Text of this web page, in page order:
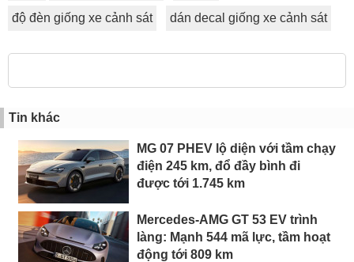
độ đèn giống xe cảnh sát dán decal giống xe cảnh sát
Tin khác
MG 07 PHEV lộ diện với tầm chạy
điện 245 km, đổ đầy bình đi
được tới 1.745 km
Mercedes-AMG GT 53 EV trình
làng: Mạnh 544 mã lực, tầm hoạt
động tới 809 km